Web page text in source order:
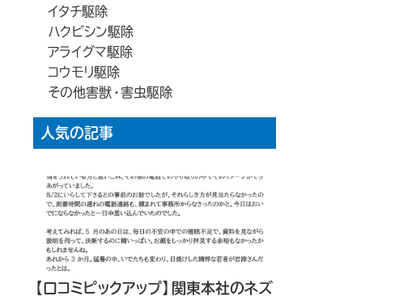
イタチ駆除
ハクビシン駆除
アライグマ駆除
コウモリ駆除
その他害獣・害虫駆除
人気の記事
【口コミピックアップ】関東本社のネズ